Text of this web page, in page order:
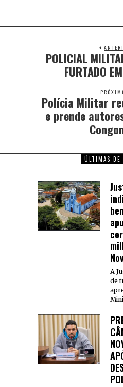
POLICIAL
FURTADO
Polícia Militar
e prende
ÚLTIMAS DE
A
de